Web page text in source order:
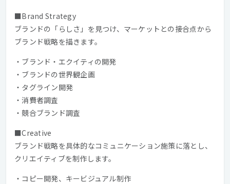
■Brand Strategy
ブランドの「らしさ」を見つけ、マーケットとの接合点から
ブランド戦略を描きます。
・ブランド・エクイティの開発
・ブランドの世界観企画
・タグライン開発
・消費者調査
・競合ブランド調査
■Creative
ブランド戦略を具体的なコミュニケーション施策に落とし、
クリエイティブを制作します。
・コピー開発、キービジュアル制作